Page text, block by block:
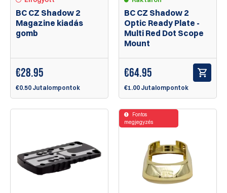
BC CZ Shadow 2
Magazine kiadás
gomb
€28.95
€0.50 Jutalompontok
BC CZ Shadow 2
Optic Ready Plate -
Multi Red Dot Scope
Mount
€64.95
€1.00 Jutalompontok
Fontos
megjegyzés